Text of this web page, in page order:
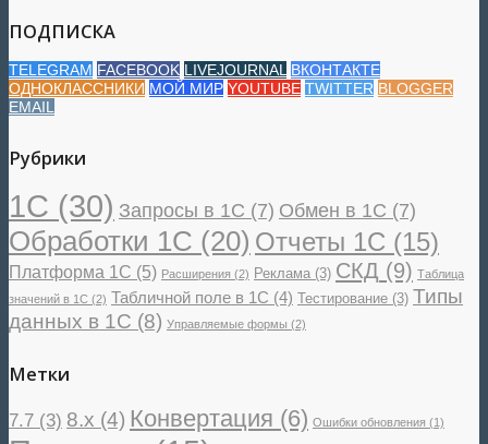
ПОДПИСКА
TELEGRAM FACEBOOK LIVEJOURNAL ВКОНТАКТЕ
ОДНОКЛАССНИКИ МОЙ МИР YOUTUBE TWITTER BLOGGER
EMAIL
Рубрики
1С (30) Запросы в 1С (7) Обмен в 1С (7)
Обработки 1С (20) Отчеты 1С (15)
Платформа 1С (5) Расширения (2) Реклама (3) СКД (9) Таблица
значений в 1С (2) Табличной поле в 1С (4) Тестирование (3) Типы
данных в 1С (8) Управляемые формы (2)
Метки
7.7 (3) 8.x (4) Конвертация (6) Ошибки обновления (1)